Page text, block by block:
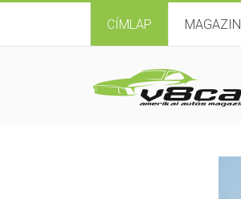
CÍMLAP MAGAZIN